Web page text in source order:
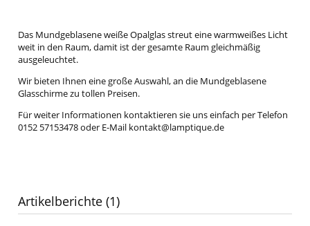
Das Mundgeblasene weiße Opalglas streut eine warmweißes Licht
weit in den Raum, damit ist der gesamte Raum gleichmäßig
ausgeleuchtet.
Wir bieten Ihnen eine große Auswahl, an die Mundgeblasene
Glasschirme zu tollen Preisen.
Für weiter Informationen kontaktieren sie uns einfach per Telefon
0152 57153478 oder E-Mail kontakt@lamptique.de
Artikelberichte (1)